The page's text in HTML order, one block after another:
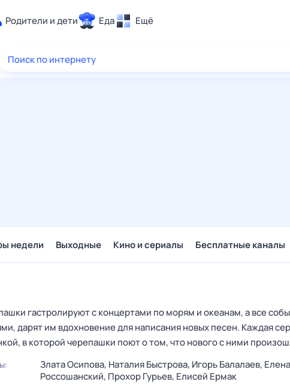
Родители и дети Еда Ещё
Здоровье
Поиск по интернету
недели Выходные Кино и сериалы Бесплатные каналы
гастролируют с концертами по морям и океанам, а все
дарят им вдохновение для написания новых песен. Каждая
в которой черепашки поют о том, что нового с ними
Злата Осипова, Наталия Быстрова, Игорь Балалаев,
Россошанский, Прохор Гурьев, Елисей Ермак